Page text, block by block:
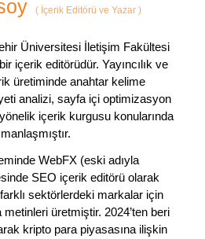
( İçerik Editörü ve Yazar )
Üniversitesi İletişim Fakültesi
içerik editörüdür. Yayıncılık ve
üretiminde anahtar kelime
analizi, sayfa içi optimizasyon
içerik kurgusu konularında
WebFX (eski adıyla
SEO içerik editörü olarak
sektörlerdeki markalar için
üretmiştir. 2024’ten beri
kripto para piyasasına ilişkin